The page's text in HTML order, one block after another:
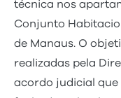
técnica nos
Conjunto
de Manaus. O
realizadas pela
acordo judicial